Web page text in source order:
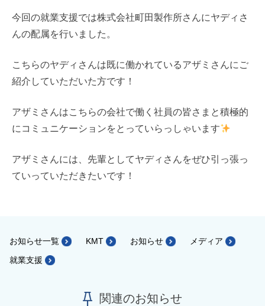
今回の就業支援では株式会社町田製作所さんにヤディさ
んの配属を行いました。
こちらのヤディさんは既に働かれているアザミさんにご
紹介していただいた方です！
アザミさんはこちらの会社で働く社員の皆さまと積極的
にコミュニケーションをとっていらっしゃいます
アザミさんには、先輩としてヤディさんをぜひ引っ張っ
ていっていただきたいです！
お知らせ一覧 KMT お知らせ
メディア
就業支援
関連のお知らせ